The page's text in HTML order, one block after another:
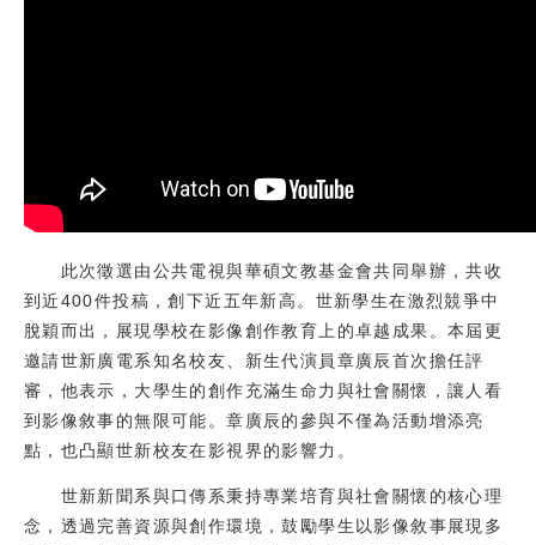
此次徵選由公共電視與華碩文教基金會共同舉辦，共收
到近400件投稿，創下近五年新高。世新學生在激烈競爭中
脫穎而出，展現學校在影像創作教育上的卓越成果。本屆更
邀請世新廣電系知名校友、新生代演員章廣辰首次擔任評
審，他表示，大學生的創作充滿生命力與社會關懷，讓人看
到影像敘事的無限可能。章廣辰的參與不僅為活動增添亮
點，也凸顯世新校友在影視界的影響力。
世新新聞系與口傳系秉持專業培育與社會關懷的核心理
念，透過完善資源與創作環境，鼓勵學生以影像敘事展現多